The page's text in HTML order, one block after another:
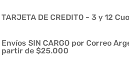
TARJETA DE CREDITO - 3 y 12
Envíos SIN CARGO por Correo
partir de $25.000